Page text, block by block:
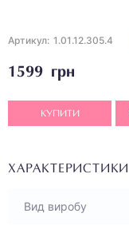
Артикул: 1.01.12.305.4
1599 грн
КУПИТИ
ХАРАКТЕРИСТИКИ
Вид виробу